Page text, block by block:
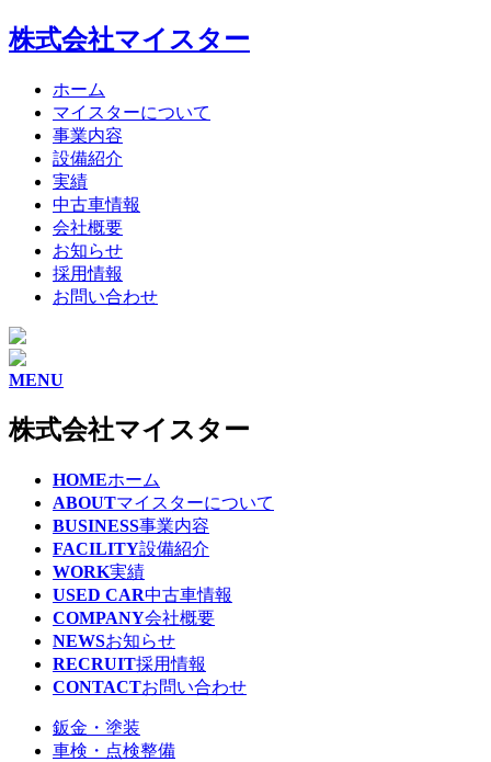
株式会社マイスター
ホーム
マイスターについて
事業内容
設備紹介
実績
中古車情報
会社概要
お知らせ
採用情報
お問い合わせ
MENU
株式会社マイスター
HOMEホーム
ABOUTマイスターについて
BUSINESS事業内容
FACILITY設備紹介
WORK実績
USED CAR中古車情報
COMPANY会社概要
NEWSお知らせ
RECRUIT採用情報
CONTACTお問い合わせ
鈑金・塗装
車検・点検整備